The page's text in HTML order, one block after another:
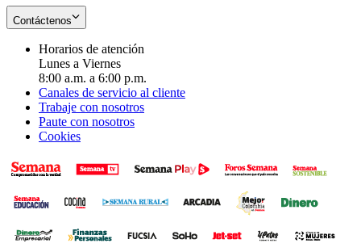
Contáctenos
Horarios de atención
Lunes a Viernes
8:00 a.m. a 6:00 p.m.
Canales de servicio al cliente
Trabaje con nosotros
Paute con nosotros
Cookies